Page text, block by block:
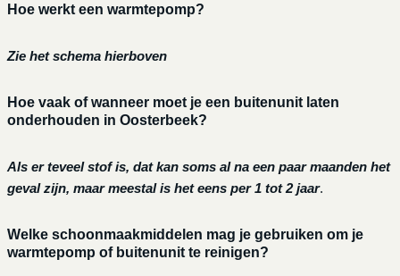
Hoe werkt een warmtepomp?
Zie het schema hierboven
Hoe vaak of wanneer moet je een buitenunit laten
onderhouden in Oosterbeek?
Als er teveel stof is, dat kan soms al na een paar maanden het
geval zijn, maar meestal is het eens per 1 tot 2 jaar.
Welke schoonmaakmiddelen mag je gebruiken om je
warmtepomp of buitenunit te reinigen?